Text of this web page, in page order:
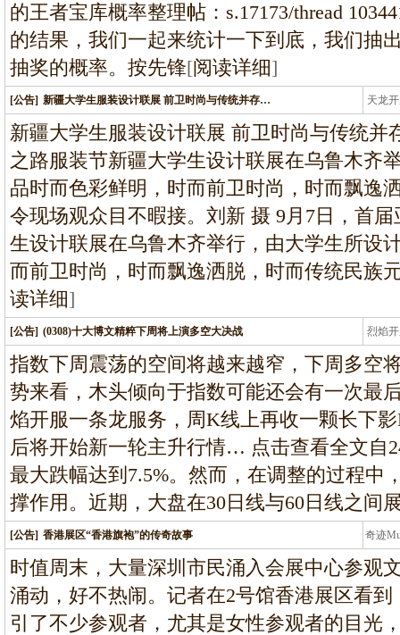
的王者宝库概率整理帖：s.17173/thread
的结果，我们一起来统计一下到底，我们抽
抽奖的概率。按先锋[阅读详细]
[公告] 新疆大学生服装设计联展 前卫时尚与传统并存… 天龙
龙
新疆大学生服装设计联展 前卫时尚与传统并
之路服装节新疆大学生设计联展在乌鲁木齐
品时而色彩鲜明，时而前卫时尚，时而飘逸
令现场观众目不暇接。刘新 摄 9月7日，首
生设计联展在乌鲁木齐举行，由大学生所设
而前卫时尚，时而飘逸洒脱，时而传统民族
读详细]
[公告] (0308)十大博文精粹下周将上演多空大决战 烈焰
龙
指数下周震荡的空间将越来越窄，下周多空
势来看，木头倾向于指数可能还会有一次最
焰开服一条龙服务，周K线上再收一颗长下
后将开始新一轮主升行情… 点击查看全文自
最大跌幅达到7.5%。然而，在调整的过程中
撑作用。近期，大盘在30日线与60日线之间
[公告] 香港展区“香港旗袍”的传奇故事 奇迹
条
时值周末，大量深圳市民涌入会展中心参观
涌动，好不热闹。记者在2号馆香港展区看
引了不少参观者，尤其是女性参观者的目光